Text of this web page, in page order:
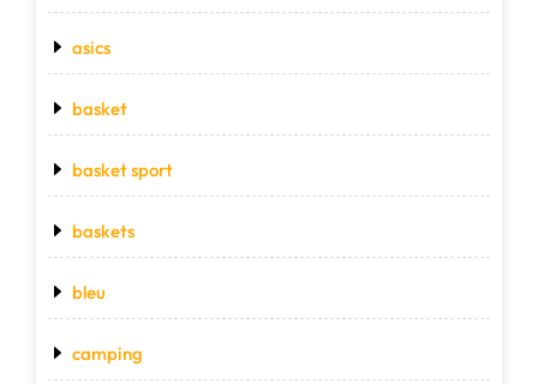
asics
basket
basket sport
baskets
bleu
camping